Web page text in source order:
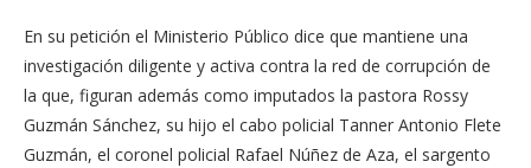
En su petición el Ministerio Público dice que mantiene una
investigación diligente y activa contra la red de corrupción de
la que, figuran además como imputados la pastora Rossy
Guzmán Sánchez, su hijo el cabo policial Tanner Antonio Flete
Guzmán, el coronel policial Rafael Núñez de Aza, el sargento